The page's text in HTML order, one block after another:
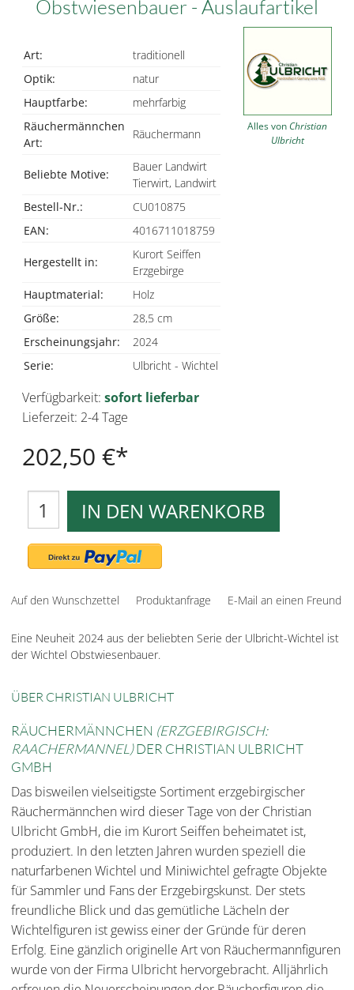
Obstwiesenbauer - Auslaufartikel
Art:
traditionell
Optik:
natur
Hauptfarbe:
mehrfarbig
Räuchermännchen
Art:
Räuchermann
Beliebte Motive:
Bauer Landwirt
Tierwirt, Landwirt
Bestell-Nr.:
CU010875
EAN:
4016711018759
Hergestellt in:
Kurort Seiffen
Erzgebirge
Hauptmaterial:
Holz
Größe:
28,5 cm
Erscheinungsjahr:
2024
Serie:
Ulbricht - Wichtel
Alles von Christian
Ulbricht
Verfügbarkeit: sofort lieferbar
Lieferzeit: 2-4 Tage
202,50 €
IN DEN WARENKORB
Auf den Wunschzettel Produktanfrage E-Mail an einen Freund
Eine Neuheit 2024 aus der beliebten Serie der Ulbricht-Wichtel ist
der Wichtel Obstwiesenbauer.
ÜBER CHRISTIAN ULBRICHT
RÄUCHERMÄNNCHEN (ERZGEBIRGISCH:
RAACHERMANNEL)DER CHRISTIAN ULBRICHT
GMBH
Das bisweilen vielseitigste Sortiment erzgebirgischer
Räuchermännchen wird dieser Tage von der Christian
Ulbricht GmbH, die im Kurort Seiffen beheimatet ist,
produziert. In den letzten Jahren wurden speziell die
naturfarbenen Wichtel und Miniwichtel gefragte Objekte
für Sammler und Fans der Erzgebirgskunst. Der stets
freundliche Blick und das gemütliche Lächeln der
Wichtelfiguren ist gewiss einer der Gründe für deren
Erfolg. Eine gänzlich originelle Art von Räuchermannfiguren
wurde von der Firma Ulbricht hervorgebracht. Alljährlich